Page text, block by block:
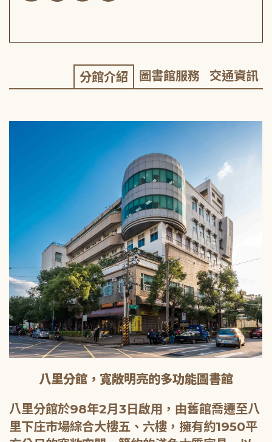
分館介紹 圖書館服務 交通資訊
八里分館，寬敞明亮的多功能圖書館
八里分館於98年2月3日啟用，由舊館喬遷至八
里下庄市場綜合大樓五、六樓，擁有約1950平